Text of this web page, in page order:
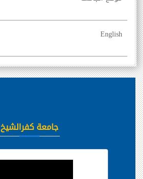
English
جامعة كفرالشيخ